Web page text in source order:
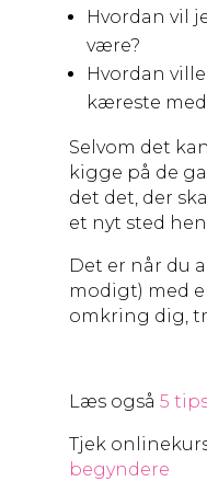
Hvordan vil
være?
Hvordan
kæreste
Selvom det
kigge på de
det det, der
et nyt sted
Det er når du
modigt) med
omkring dig,
Læs også 5
Tjek
begyndere